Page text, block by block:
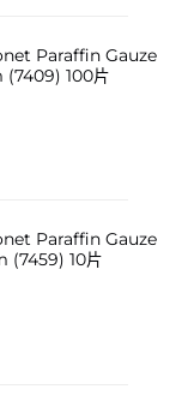
Paraffin Gauze
(7409) 100片
Paraffin Gauze
(7459) 10片